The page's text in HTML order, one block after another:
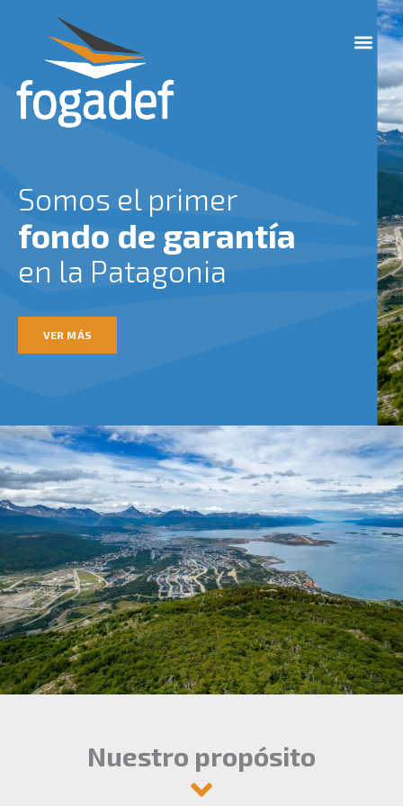
M
e
Somos el primer
fondo de garantía
en la Patagonia
VER MÁS
Nuestro propósito